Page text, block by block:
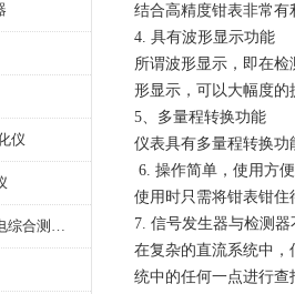
仪
HDGC3932蓄电池单体充放电综合测试仪
结合高精度钳表非常
4. 具有波形显示功能
所谓波形显示，即在
形显示，可以大幅度
5、多量程转换功能
仪表具有多量程转换
6. 操作简单，使用方
使用时只需将钳表钳
7. 信号发生器与检测
在复杂的直流系统中
统中的任何一点进行查